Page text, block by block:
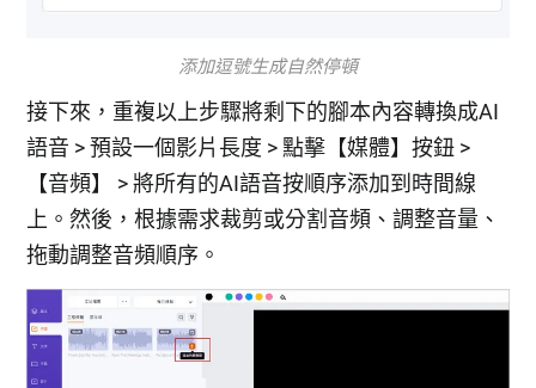
添加逗號生成自然停頓
接下來，重複以上步驟將剩下的腳本內容轉換成AI
語音 > 預設一個影片長度 > 點擊【媒體】按鈕 >
【音頻】 > 將所有的AI語音按順序添加到時間線
上。然後，根據需求裁剪或分割音頻、調整音量、
拖動調整音頻順序。